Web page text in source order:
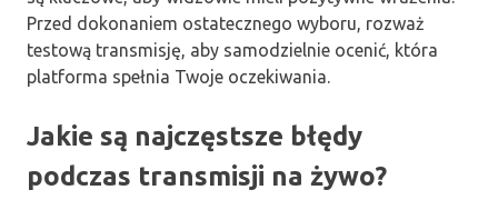
Przed dokonaniem ostatecznego wyboru, rozważ
testową transmisję, aby samodzielnie ocenić, która
platforma spełnia Twoje oczekiwania.
Jakie są najczęstsze błędy
podczas transmisji na żywo?